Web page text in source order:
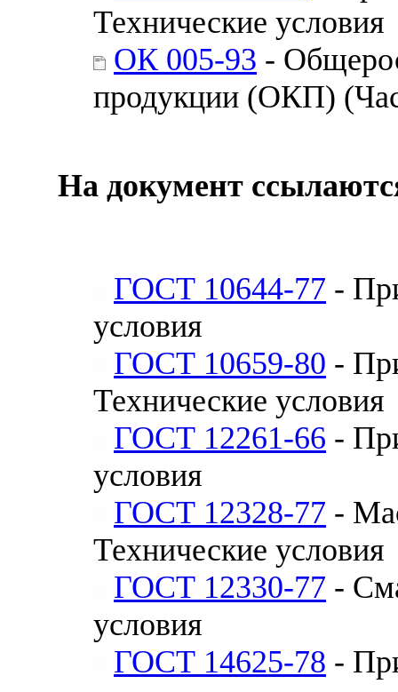
Технические условия
ОК 005-93 -
продукции (ОКП)
На документ
ГОСТ 10644-77 -
условия
ГОСТ 10659-80 -
Технические условия
ГОСТ 12261-66 -
условия
ГОСТ 12328-77 -
Технические условия
ГОСТ 12330-77 -
условия
ГОСТ 14625-78 -